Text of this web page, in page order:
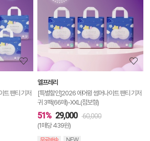
정
보
보
기
트 팬티 기저
엘프레리
[특별할인]2026 에어윙 썸머나이트 팬티 기저
귀 3팩(66매)-XXL(점보형)
51% 29,000 60,000
(1매당 439원)